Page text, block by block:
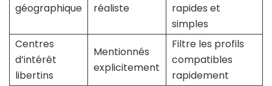
géographique
réaliste
rapides et
simples
Centres
d’intérêt
libertins
Mentionnés
explicitement
Filtre les profils
compatibles
rapidement